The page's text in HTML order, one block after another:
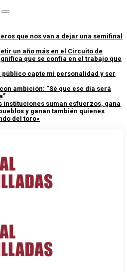
que nos van a dejar una semifinal
un año más en el Circuito de
que se confía en el trabajo que
público capte mi personalidad y ser
ambición: “Sé que ese día será
instituciones suman esfuerzos, gana
y ganan también quienes
del toro»